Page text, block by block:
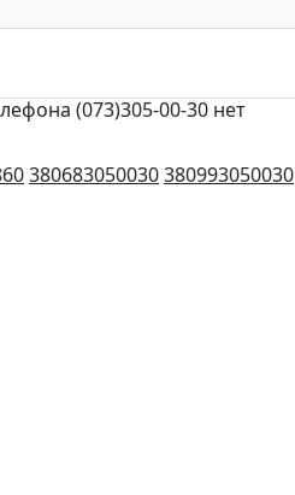
(073)305-00-30 нет
380683050030380993050030